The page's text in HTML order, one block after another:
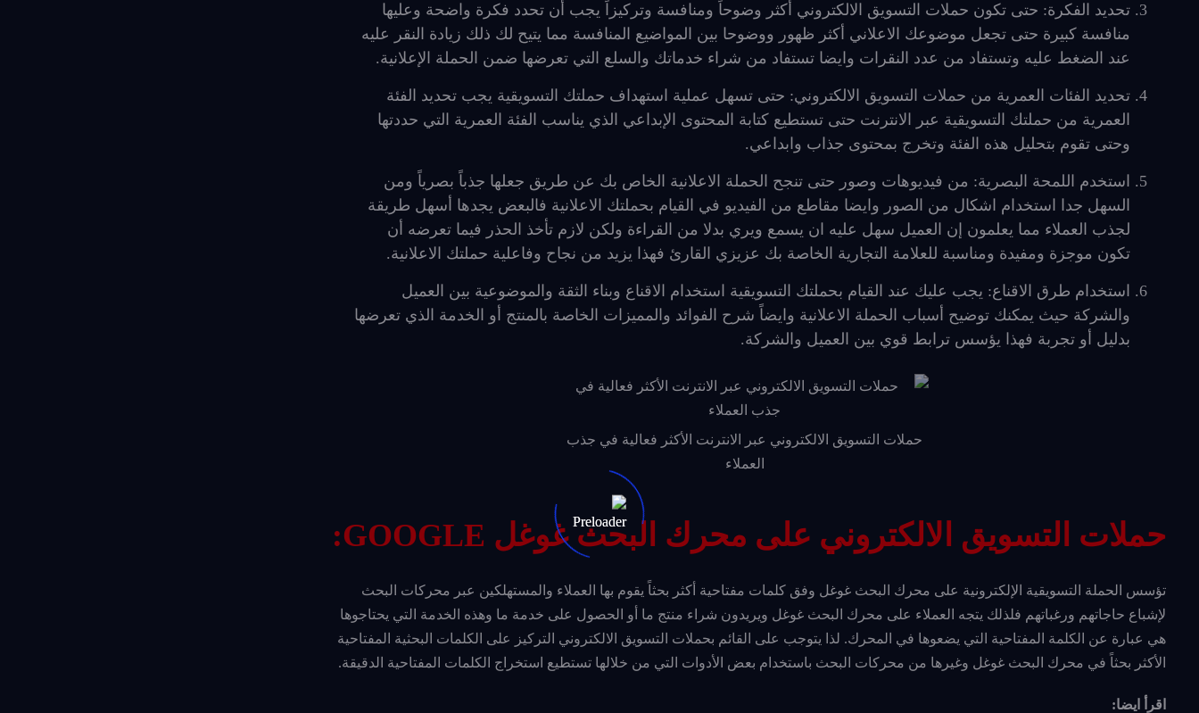
تحديد الفكرة: حتى تكون حملات التسويق الالكتروني أكثر وضوحاً ومنافسة وتركيزاً يجب أن تحدد فكرة واضحة وعليها
منافسة كبيرة حتى تجعل موضوعك الاعلاني أكثر ظهور ووضوحا بين المواضيع المنافسة مما يتيح لك ذلك زيادة النقر عليه
عند الضغط عليه وتستفاد من عدد النقرات وايضا تستفاد من شراء خدماتك والسلع التي تعرضها ضمن الحملة الإعلانية.
تحديد الفئات العمرية من حملات التسويق الالكتروني: حتى تسهل عملية استهداف حملتك التسويقية يجب تحديد الفئة
العمرية من حملتك التسويقية عبر الانترنت حتى تستطيع كتابة المحتوى الإبداعي الذي يناسب الفئة العمرية التي حددتها
وحتى تقوم بتحليل هذه الفئة وتخرج بمحتوى جذاب وابداعي.
استخدم اللمحة البصرية: من فيديوهات وصور حتى تنجح الحملة الاعلانية الخاص بك عن طريق جعلها جذباً بصرياً ومن
السهل جدا استخدام اشكال من الصور وايضا مقاطع من الفيديو في القيام بحملتك الاعلانية فالبعض يجدها أسهل طريقة
لجذب العملاء مما يعلمون إن العميل سهل عليه ان يسمع ويري بدلا من القراءة ولكن لازم تأخذ الحذر فيما تعرضه أن
تكون موجزة ومفيدة ومناسبة للعلامة التجارية الخاصة بك عزيزي القارئ فهذا يزيد من نجاح وفاعلية حملتك الاعلانية.
استخدام طرق الاقناع: يجب عليك عند القيام بحملتك التسويقية استخدام الاقناع وبناء الثقة والموضوعية بين العميل
والشركة حيث يمكنك توضيح أسباب الحملة الاعلانية وايضاً شرح الفوائد والمميزات الخاصة بالمنتج أو الخدمة الذي تعرضها
بدليل أو تجربة فهذا يؤسس ترابط قوي بين العميل والشركة.
حملات التسويق الالكتروني عبر الانترنت الأكثر فعالية في جذب
العملاء
حملات التسويق الالكتروني على محرك البحث غوغل GOOGLE
:
تؤسس الحملة التسويقية الإلكترونية على محرك البحث غوغل وفق كلمات مفتاحية أكثر بحثاً يقوم بها العملاء والمستهلكين عبر محركات البحث
لإشباع حاجاتهم ورغباتهم فلذلك يتجه العملاء على محرك البحث غوغل ويريدون شراء منتج ما أو الحصول على خدمة ما وهذه الخدمة التي يحتاجوها
هي عبارة عن الكلمة المفتاحية التي يضعوها في المحرك. لذا يتوجب على القائم بحملات التسويق الالكتروني التركيز على الكلمات البحثية المفتاحية
الأكثر بحثاً في محرك البحث غوغل وغيرها من محركات البحث باستخدام بعض الأدوات التي من خلالها تستطيع استخراج الكلمات المفتاحية الدقيقة.
اقرأ ايضا: